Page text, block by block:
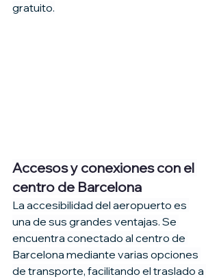
gratuito.
Accesos y conexiones con el
centro de Barcelona
La accesibilidad del aeropuerto es
una de sus grandes ventajas. Se
encuentra conectado al centro de
Barcelona mediante varias opciones
de transporte, facilitando el traslado a